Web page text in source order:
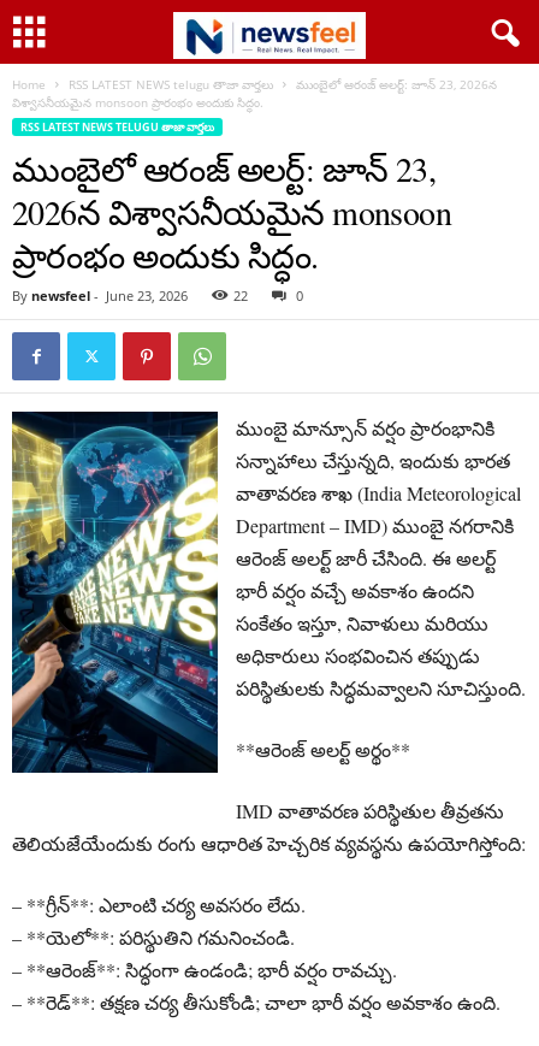
Home RSS LATEST NEWS telugu తాజా వార్తలు
ముంబైలో ఆరంజ్ అలర్ట్: జూన్ 23, 2026న
విశ్వాసనీయమైన monsoon ప్రారంభం అందుకు సిద్ధం.
RSS LATEST NEWS TELUGU తాజా వార్తలు
ముంబైలో ఆరంజ్ అలర్ట్: జూన్ 23,
2026న విశ్వాసనీయమైన monsoon
ప్రారంభం అందుకు సిద్ధం.
By newsfeel - June 23, 2026 22 0
ముంబై మాన్సూన్ వర్షం ప్రారంభానికి
సన్నాహాలు చేస్తున్నది, ఇందుకు భారత
వాతావరణ శాఖ (India Meteorological
Department – IMD) ముంబై నగరానికి
ఆరెంజ్ అలర్ట్ జారీ చేసింది. ఈ అలర్ట్
భారీ వర్షం వచ్చే అవకాశం ఉందని
సంకేతం ఇస్తూ, నివాళులు మరియు
అధికారులు సంభవించిన తప్పుడు
పరిస్థితులకు సిద్ధమవ్వాలని సూచిస్తుంది.
**ఆరెంజ్ అలర్ట్ అర్థం**
IMD వాతావరణ పరిస్థితుల తీవ్రతను
తెలియజేయేందుకు రంగు ఆధారిత హెచ్చరిక వ్యవస్థను ఉపయోగిస్తోంది:
– **గ్రీన్**: ఎలాంటి చర్య అవసరం లేదు.
– **యెలో**: పరిస్థుతిని గమనించండి.
– **ఆరెంజ్**: సిద్ధంగా ఉండండి; భారీ వర్షం రావచ్చు.
– **రెడ్**: తక్షణ చర్య తీసుకోండి; చాలా భారీ వర్షం అవకాశం ఉంది.